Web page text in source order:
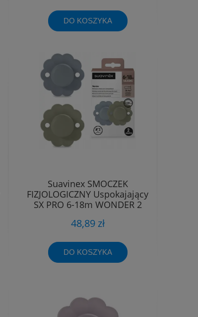
DO KOSZYKA
Suavinex SMOCZEK
FIZJOLOGICZNY Uspokajający
SX PRO 6-18m WONDER 2
48,89 zł
DO KOSZYKA